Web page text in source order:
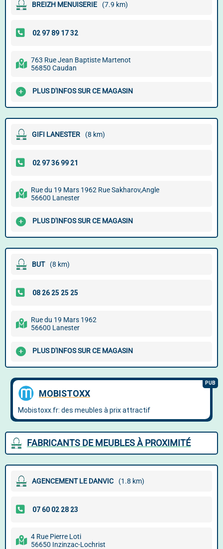
BREIZH MENUISERIE (7.9 km)
763 Rue Jean Baptiste Martenot
56850 Caudan
PLUS D'INFOS SUR CE MAGASIN
GIFI LANESTER (8 km)
Rue du 19 Mars 1962 Rue Sakharov,Angle
56600 Lanester
PLUS D'INFOS SUR CE MAGASIN
BUT (8 km)
Rue du 19 Mars 1962
56600 Lanester
PLUS D'INFOS SUR CE MAGASIN
FABRICANTS DE MEUBLES À PROXIMITÉ
AGENCEMENT LE DANVIC (1.8 km)
4 Rue Pierre Loti
56650 Inzinzac-Lochrist